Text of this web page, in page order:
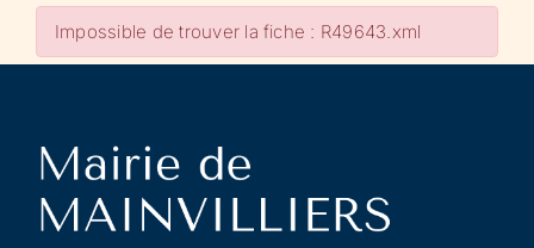
Impossible de trouver la fiche : R49643.xml